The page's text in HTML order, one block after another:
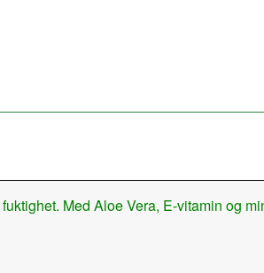
Med Aloe Vera, E-vitamin og